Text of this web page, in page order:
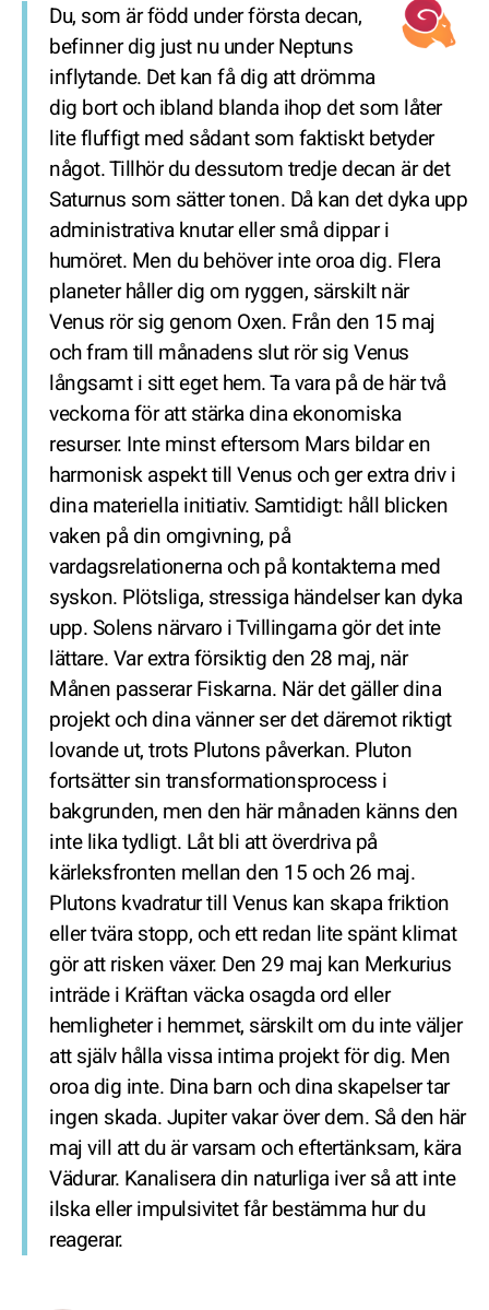
Du, som är född under första decan,
befinner dig just nu under Neptuns
inflytande. Det kan få dig att drömma
dig bort och ibland blanda ihop det som låter
lite fluffigt med sådant som faktiskt betyder
något. Tillhör du dessutom tredje decan är det
Saturnus som sätter tonen. Då kan det dyka upp
administrativa knutar eller små dippar i
humöret. Men du behöver inte oroa dig. Flera
planeter håller dig om ryggen, särskilt när
Venus rör sig genom Oxen. Från den 15 maj
och fram till månadens slut rör sig Venus
långsamt i sitt eget hem. Ta vara på de här två
veckorna för att stärka dina ekonomiska
resurser. Inte minst eftersom Mars bildar en
harmonisk aspekt till Venus och ger extra driv i
dina materiella initiativ. Samtidigt: håll blicken
vaken på din omgivning, på
vardagsrelationerna och på kontakterna med
syskon. Plötsliga, stressiga händelser kan dyka
upp. Solens närvaro i Tvillingarna gör det inte
lättare. Var extra försiktig den 28 maj, när
Månen passerar Fiskarna. När det gäller dina
projekt och dina vänner ser det däremot riktigt
lovande ut, trots Plutons påverkan. Pluton
fortsätter sin transformationsprocess i
bakgrunden, men den här månaden känns den
inte lika tydligt. Låt bli att överdriva på
kärleksfronten mellan den 15 och 26 maj.
Plutons kvadratur till Venus kan skapa friktion
eller tvära stopp, och ett redan lite spänt klimat
gör att risken växer. Den 29 maj kan Merkurius
inträde i Kräftan väcka osagda ord eller
hemligheter i hemmet, särskilt om du inte väljer
att själv hålla vissa intima projekt för dig. Men
oroa dig inte. Dina barn och dina skapelser tar
ingen skada. Jupiter vakar över dem. Så den här
maj vill att du är varsam och eftertänksam, kära
Vädurar. Kanalisera din naturliga iver så att inte
ilska eller impulsivitet får bestämma hur du
reagerar.